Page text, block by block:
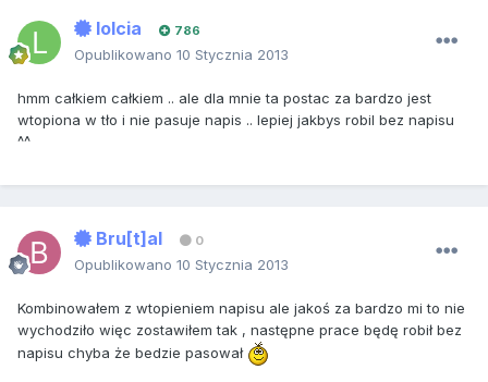
lolcia 786
Opublikowano 10 Stycznia 2013
hmm całkiem całkiem .. ale dla mnie ta postac za bardzo jest
wtopiona w tło i nie pasuje napis .. lepiej jakbys robil bez napisu
^^
Bru[t]al 0
Opublikowano 10 Stycznia 2013
Kombinowałem z wtopieniem napisu ale jakoś za bardzo mi to nie
wychodziło więc zostawiłem tak , następne prace będę robił bez
napisu chyba że bedzie pasował